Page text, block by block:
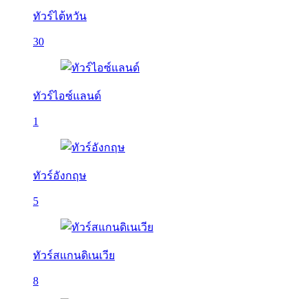
ทัวร์ไต้หวัน
30
ทัวร์ไอซ์แลนด์
1
ทัวร์อังกฤษ
5
ทัวร์สแกนดิเนเวีย
8